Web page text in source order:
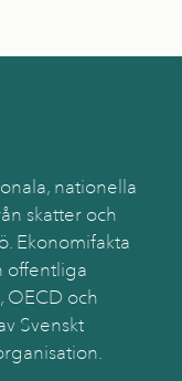
nationella
skatter och
Ekonomifakta
offentliga
OECD och
Svenskt